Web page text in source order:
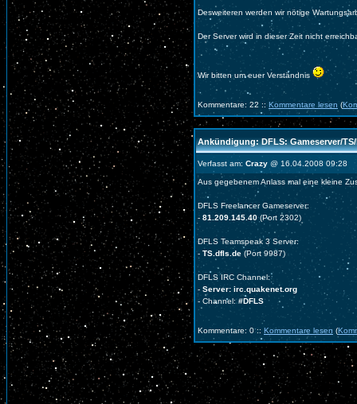
Desweiteren werden wir nötige
Der Server wird in dieser Zeit nicht
Wir bitten um euer Verständnis
Kommentare: 22 :: Kommentare lesen (
Ankündigung: DFLS: Gameserver/TS/
Verfasst am: Crazy @ 16.04.2008 09:28
Aus gegebenem Anlass mal eine kleine
DFLS Freelancer Gameserver:
- 81.209.145.40(Port 2302)
DFLS Teamspeak 3 Server:
- TS.dfls.de (Port 9987)
DFLS IRC Channel:
- Server: irc.quakenet.org
- Channel:#DFLS
Kommentare: 0 :: Kommentare lesen (